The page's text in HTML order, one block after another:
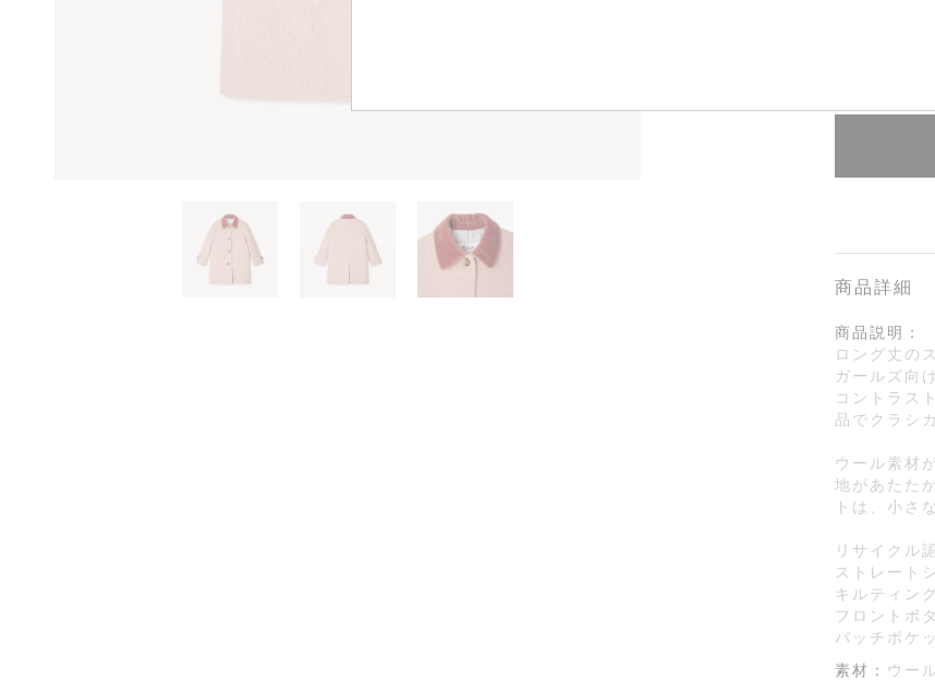
商品詳細
商品説明：
ロング丈の
ガールズ向
コントラス
品でクラシ
ウール素材
地があたた
トは、小さ
リサイクル
ストレート
キルティン
フロントボ
パッチポケ
素材：
ウー